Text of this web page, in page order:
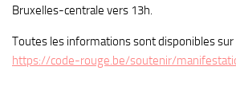
Bruxelles-centrale vers 13h.
Toutes les informations sont disponibles sur
https://code-rouge.be/soutenir/